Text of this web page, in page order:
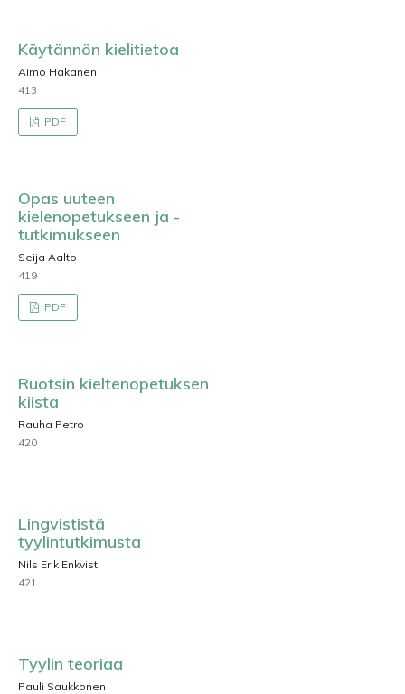
Käytännön kielitietoa
Aimo Hakanen
413
PDF
Opas uuteen
kielenopetukseen ja -
tutkimukseen
Seija Aalto
419
PDF
Ruotsin kieltenopetuksen
kiista
Rauha Petro
420
Lingvististä
tyylintutkimusta
Nils Erik Enkvist
421
Tyylin teoriaa
Pauli Saukkonen